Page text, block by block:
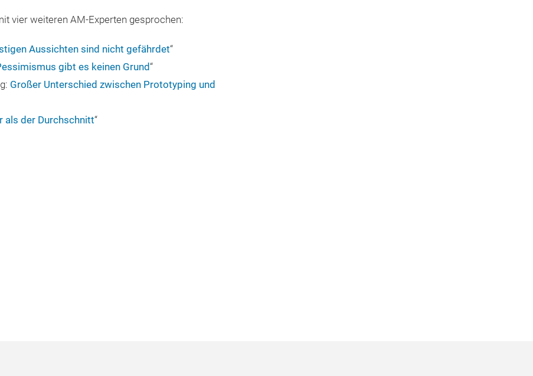
vier weiteren AM-Experten gesprochen:
Aussichten sind nicht gefährdet“
gibt es keinen Grund“
Großer Unterschied zwischen Prototyping und
als der Durchschnitt“